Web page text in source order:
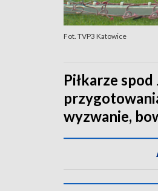
Fot. TVP3 Katowice
Piłkarze
wyzwanie,